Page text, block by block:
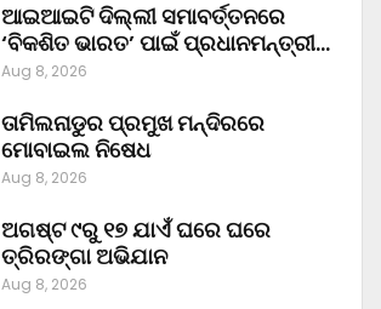
ଆଇଆଇଟି ଦିଲ୍ଲୀ ସମାବର୍ତ୍ତନରେ
‘ବିକଶିତ ଭାରତ’ ପାଇଁ ପ୍ରଧାନମନ୍ତ୍ରୀ…
Aug 8, 2026
ତାମିଲନାଡୁର ପ୍ରମୁଖ ମନ୍ଦିରରେ
ମୋବାଇଲ ନିଷେଧ
Aug 8, 2026
ଅଗଷ୍ଟ ୯ରୁ ୧୭ ଯାଏଁ ଘରେ ଘରେ
ତ୍ରିରଙ୍ଗା ଅଭିଯାନ
Aug 8, 2026